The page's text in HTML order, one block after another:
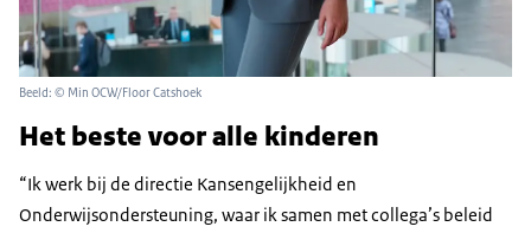
Beeld: © Min OCW/Floor Catshoek
Het beste voor alle kinderen
“Ik werk bij de directie Kansengelijkheid en
Onderwijsondersteuning, waar ik samen met collega’s beleid